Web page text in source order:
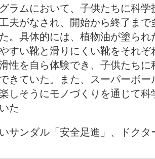
ラムにおいて、子供たちに科
夫がなされ、開始から終了ま
。具体的には、植物油が塗ら
すい靴と滑りにくい靴をそれ
性を自ら体験でき、子供たち
きていた。また、スーパーボ
しそうにモノづくりを通じて
た
サンダル「安全足進」、ドク